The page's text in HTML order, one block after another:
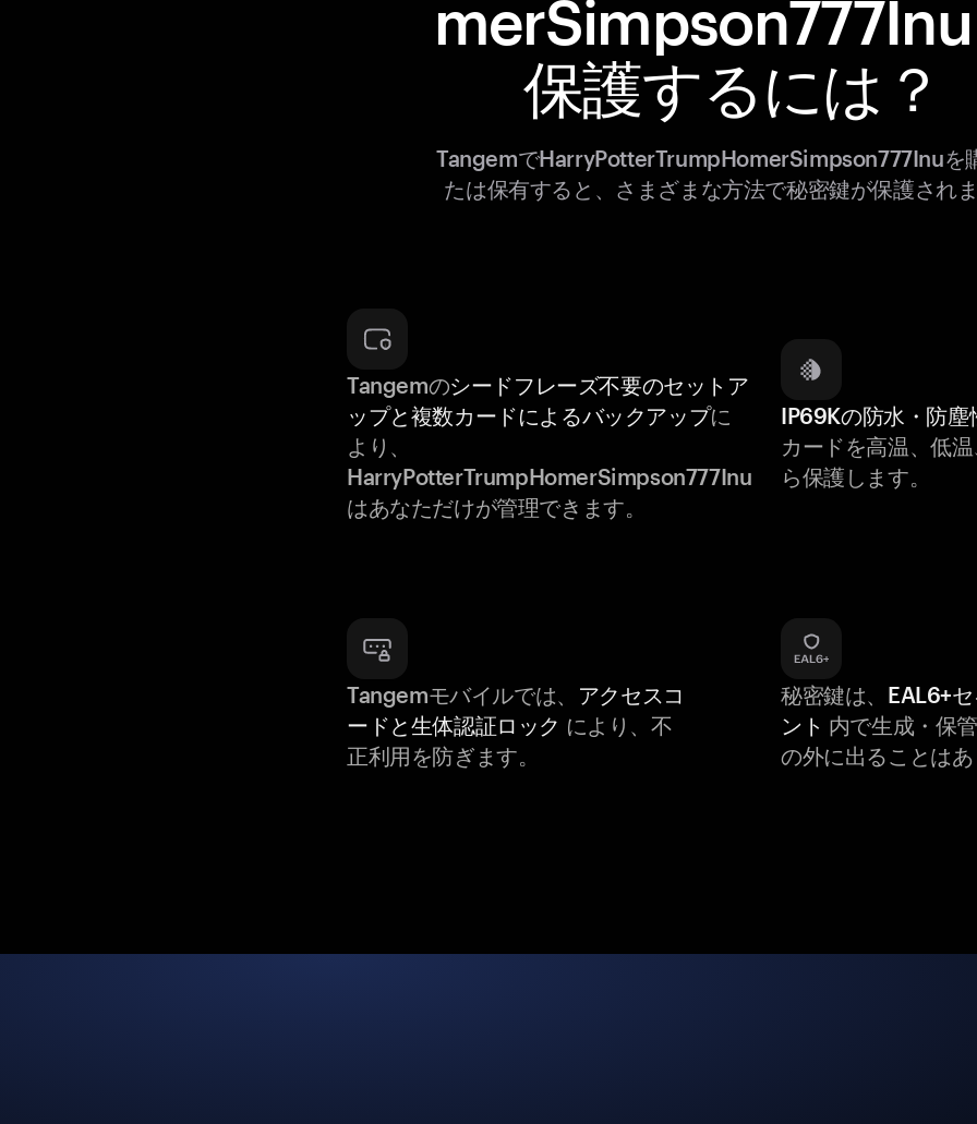
保護するには？
TangemでHarryPotterTrumpHomerSimpson777Inuを
たは保有すると、さまざまな方法で秘密鍵が保護され
Tangemのシードフレーズ不要のセットア
ップと複数カードによるバックアップに
より、
HarryPotterTrumpHomerSimpson777Inu
はあなただけが管理できます。
IP69Kの防水・防塵
カードを高温、低
ら保護します。
Tangemモバイルでは、 アクセスコ
ードと生体認証ロック により、不
正利用を防ぎます。
秘密鍵は、 EAL6+
ント 内で生成・保
の外に出ることは